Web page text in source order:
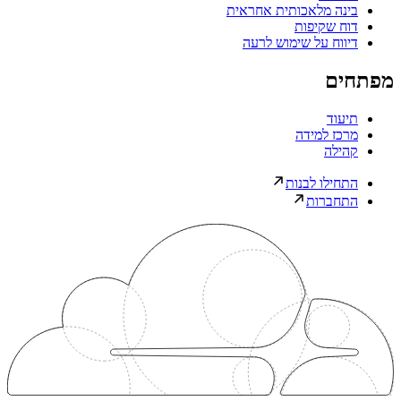
בינה מלאכותית אחראית
דוח שקיפות
דיווח על שימוש לרעה
מפתחים
תיעוד
מרכז למידה
קהילה
התחילו לבנות
התחברות